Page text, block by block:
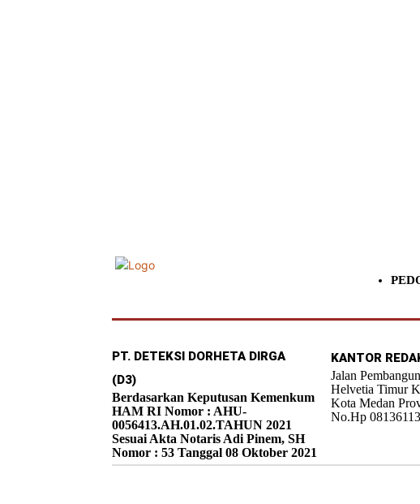
PT. DETEKSI DORHETA DIRGA
(D3)
Berdasarkan Keputusan Kemenkum
HAM RI Nomor : AHU-
0056413.AH.01.02.TAHUN 2021
Sesuai Akta Notaris Adi Pinem, SH
Nomor : 53 Tanggal 08 Oktober 2021
KANTOR
Jalan
Helvetia Timur
Kota Medan
No.Hp